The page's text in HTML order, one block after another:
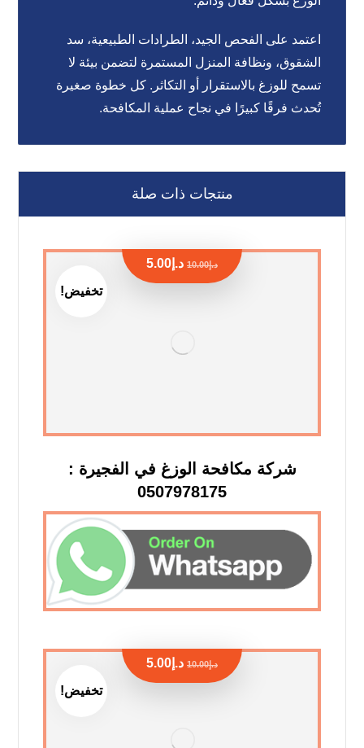
اعتمد على الفحص الجيد، الطرادات الطبيعية، سد
الشقوق، ونظافة المنزل المستمرة لتضمن بيئة لا
تسمح للوزغ بالاستقرار أو التكاثر. كل خطوة صغيرة
تُحدث فرقًا كبيرًا في نجاح عملية المكافحة.
منتجات ذات صلة
تخفيض!
شركة مكافحة الوزغ في الفجيرة :
0507978175
د.إ10.00 د.إ 5.00
تخفيض!
د.إ10.00 د.إ 5.00